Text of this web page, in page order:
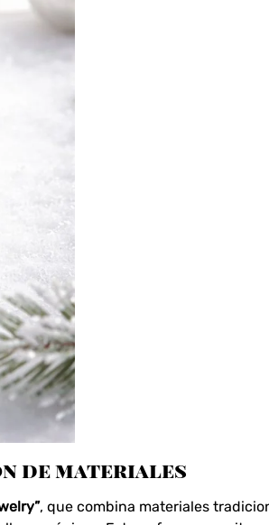
de materiales
, que combina materiales